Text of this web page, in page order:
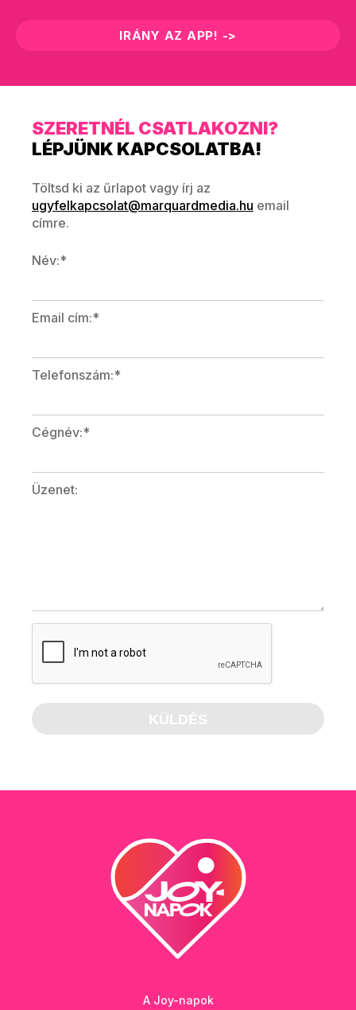
IRÁNY AZ APP! ->
SZERETNÉL CSATLAKOZNI?
LÉPJÜNK KAPCSOLATBA!
Töltsd ki az űrlapot vagy írj az
ugyfelkapcsolat@marquardmedia.hu email
címre.
Név:*
Email cím:*
Telefonszám:*
Cégnév:*
Üzenet:
A Joy-napok